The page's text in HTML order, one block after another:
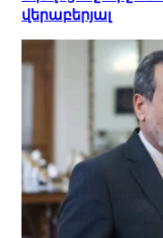
վերաբերյալ